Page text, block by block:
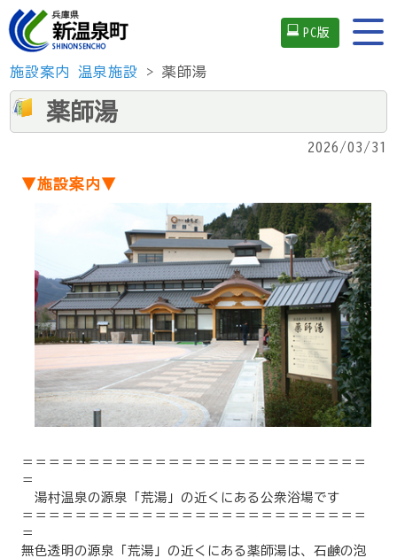
PC版
施設案内 温泉施設 > 薬師湯
薬師湯
2026/03/31
▼施設案内▼
＝＝＝＝＝＝＝＝＝＝＝＝＝＝＝＝＝＝＝＝＝＝＝＝＝＝
＝
湯村温泉の源泉「荒湯」の近くにある公衆浴場です
＝＝＝＝＝＝＝＝＝＝＝＝＝＝＝＝＝＝＝＝＝＝＝＝＝＝
＝
無色透明の源泉「荒湯」の近くにある薬師湯は、石鹸の泡